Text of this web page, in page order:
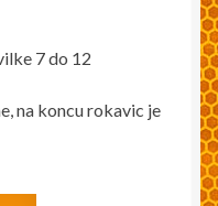
7 do 12
na koncu rokavic je